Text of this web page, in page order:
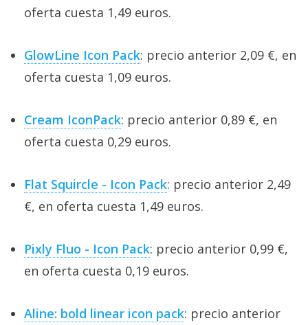
oferta cuesta 1,49 euros.
GlowLine Icon Pack: precio anterior 2,09 €, en
oferta cuesta 1,09 euros.
Cream IconPack: precio anterior 0,89 €, en
oferta cuesta 0,29 euros.
Flat Squircle - Icon Pack: precio anterior 2,49
€, en oferta cuesta 1,49 euros.
Pixly Fluo - Icon Pack: precio anterior 0,99 €,
en oferta cuesta 0,19 euros.
Aline: bold linear icon pack: precio anterior